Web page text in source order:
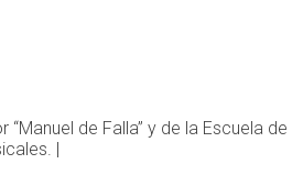
de Falla” y de la Escuela de
|